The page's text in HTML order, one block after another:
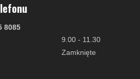
8085
9.00 - 11.30
Zamknięte